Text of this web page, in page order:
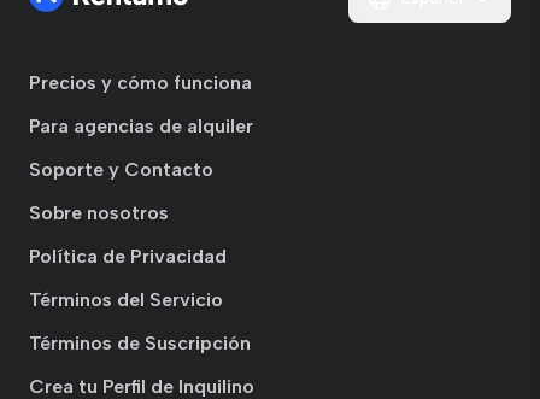
Precios y cómo funciona
Para agencias de alquiler
Soporte y Contacto
Sobre nosotros
Política de Privacidad
Términos del Servicio
Términos de Suscripción
Crea tu Perfil de Inquilino